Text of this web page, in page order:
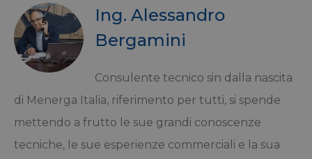
Ing. Alessandro
Bergamini
Consulente tecnico sin dalla nascita
di Menerga Italia, riferimento per tutti, si spende
mettendo a frutto le sue grandi conoscenze
tecniche, le sue esperienze commerciali e la sua